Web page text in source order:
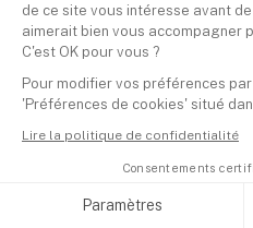
de ce site vous intéresse avant
aimerait bien vous accompagner
C'est OK pour vous ?
Pour modifier vos préférences
'Préférences de cookies' situé
Lire la politique de confidentialité
Consentements
Paramètres
d'identifier les écosystèmes
exemple, Taiwan et la Corée du
technologique complémentaire :
Samsung les intègre dans
crée une résilience naturelle